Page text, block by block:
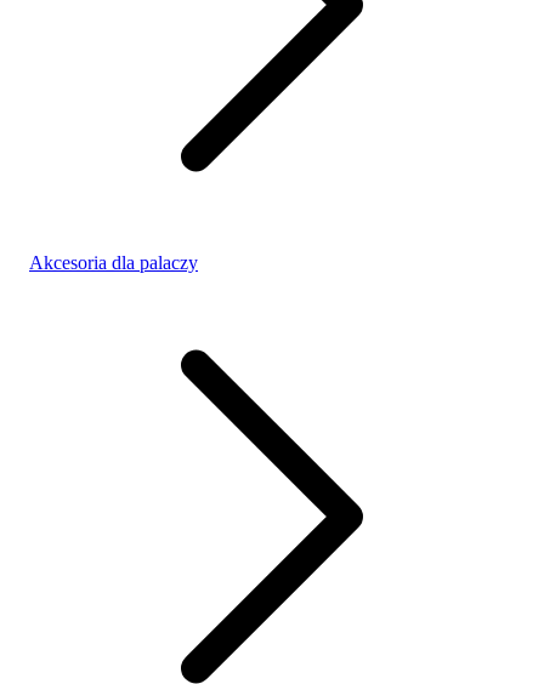
Akcesoria dla palaczy